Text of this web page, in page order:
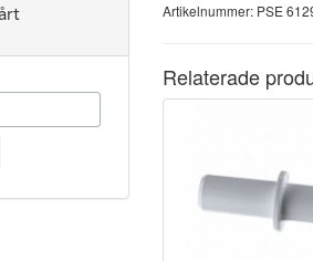
Artikelnummer: PSE
Relaterade